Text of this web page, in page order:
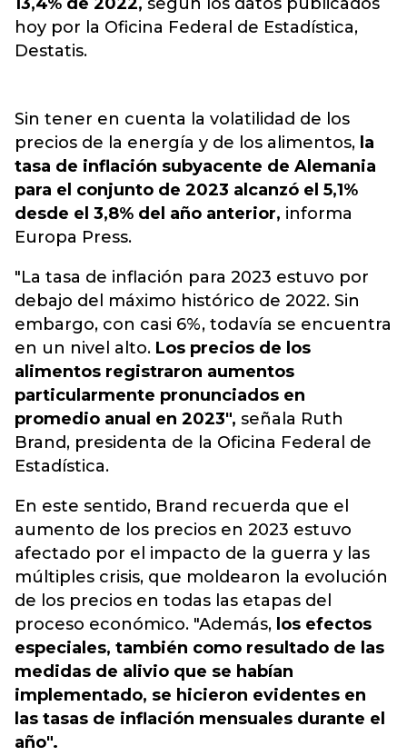
hoy por la Oficina Federal de Estadística,
Destatis.
Sin tener en cuenta la volatilidad de los
precios de la energía y de los alimentos, la
tasa de inflación subyacente de Alemania
para el conjunto de 2023 alcanzó el 5,1%
desde el 3,8% del año anterior, informa
Europa Press.
"La tasa de inflación para 2023 estuvo por
debajo del máximo histórico de 2022. Sin
embargo, con casi 6%, todavía se encuentra
en un nivel alto. Los precios de los
alimentos registraron aumentos
particularmente pronunciados en
promedio anual en 2023", señala Ruth
Brand, presidenta de la Oficina Federal de
Estadística.
En este sentido, Brand recuerda que el
aumento de los precios en 2023 estuvo
afectado por el impacto de la guerra y las
múltiples crisis, que moldearon la evolución
de los precios en todas las etapas del
proceso económico. "Además, los efectos
especiales, también como resultado de las
medidas de alivio que se habían
implementado, se hicieron evidentes en
las tasas de inflación mensuales durante el
año".